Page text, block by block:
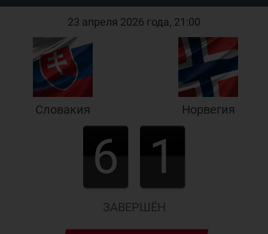
23 апреля 2026 года, 21:00
Словакия
6 1
ЗАВЕРШЁН
Норвегия